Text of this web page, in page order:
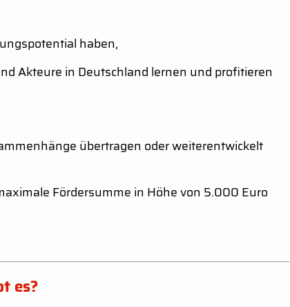
haben,
Akteure in Deutschland lernen und profitieren
übertragen oder weiterentwickelt
Fördersumme in Höhe von 5.000 Euro
es?